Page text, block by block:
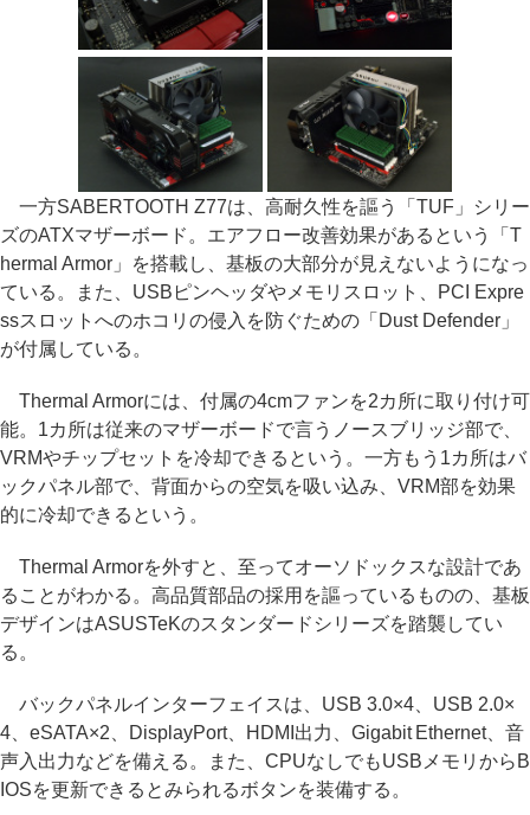
一方SABERTOOTH Z77は、高耐久性を謳う「TUF」シリー
ズのATXマザーボード。エアフロー改善効果があるという「T
hermal Armor」を搭載し、基板の大部分が見えないようになっ
ている。また、USBピンヘッダやメモリスロット、PCI Expre
ssスロットへのホコリの侵入を防ぐための「Dust Defender」
が付属している。
Thermal Armorには、付属の4cmファンを2カ所に取り付け可
能。1カ所は従来のマザーボードで言うノースブリッジ部で、
VRMやチップセットを冷却できるという。一方もう1カ所はバ
ックパネル部で、背面からの空気を吸い込み、VRM部を効果
的に冷却できるという。
Thermal Armorを外すと、至ってオーソドックスな設計であ
ることがわかる。高品質部品の採用を謳っているものの、基板
デザインはASUSTeKのスタンダードシリーズを踏襲してい
る。
バックパネルインターフェイスは、USB 3.0×4、USB 2.0×
4、eSATA×2、DisplayPort、HDMI出力、Gigabit Ethernet、音
声入出力などを備える。また、CPUなしでもUSBメモリからB
IOSを更新できるとみられるボタンを装備する。